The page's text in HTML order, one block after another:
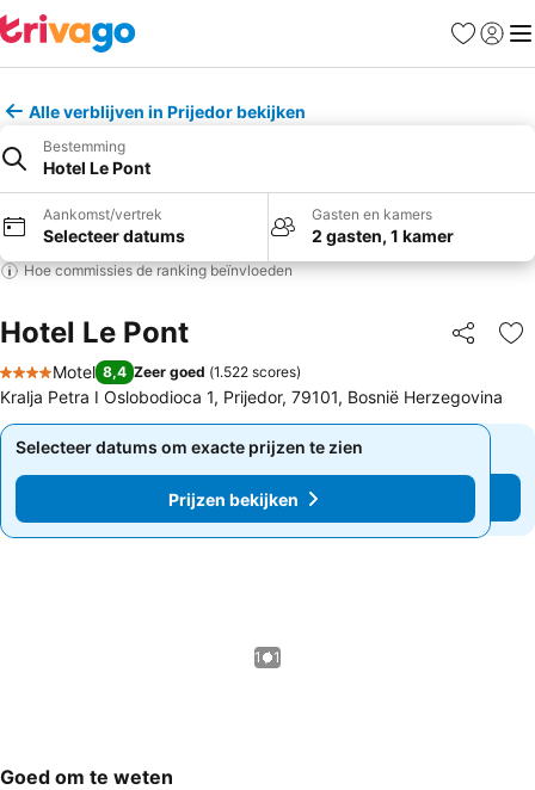
Favorieten
Alle verblijven in Prijedor bekijken
Bestemming
Hotel Le Pont
Aankomst/vertrek
Selecteer datums
Gasten en kamers
2 gasten, 1 kamer
Hoe commissies de ranking beïnvloeden
Hotel Le Pont Delen
4 Sterren
Motel 8,4 Zeer goed (1.522 scores)
Kralja Petra I Oslobodioca 1, Prijedor, 79101, Bosnië Herzegovina
Selecteer datums om exacte prijzen te zien
Prijzen bekijken
Selecteer datums om exacte prijzen te zien
Prijzen bekijken
1 / 1
Goed om te weten